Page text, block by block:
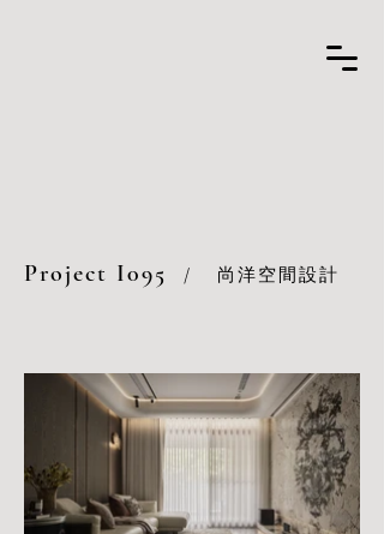
Project I095 / 尚洋空間設計